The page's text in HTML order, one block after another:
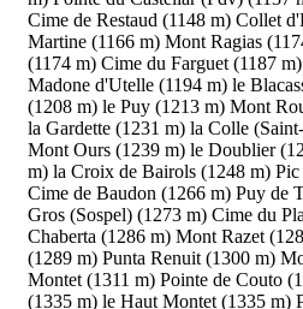
Cime de Restaud (1148 m) Collet
Martine (1166 m) Mont Ragias
(1174 m) Cime du Farguet (1187 m)
Madone d'Utelle (1194 m) le
(1208 m) le Puy (1213 m) Mont
la Gardette (1231 m) la Colle
Mont Ours (1239 m) le Doublier
m) la Croix de Bairols (1248 m) Pic
Cime de Baudon (1266 m) Puy de
Gros (Sospel) (1273 m) Cime du
Chaberta (1286 m) Mont Razet
(1289 m) Punta Renuit (1300 m)
Montet (1311 m) Pointe de Couto
(1335 m) le Haut Montet (1335 m)